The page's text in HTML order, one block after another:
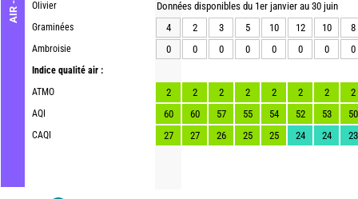
Olivier
Graminées
Ambroisie
Indice qualité air :
ATMO
AQI
CAQI
Données disponibles du 1er janvier au 30 juin
4
2 3 5 10 12 10
8
0
0 0 0 0 0 0 0
2 2 2 2 2 2 2
2
60
60 57 55 54 52 53
50
27
27 26 25 25 24 24 23